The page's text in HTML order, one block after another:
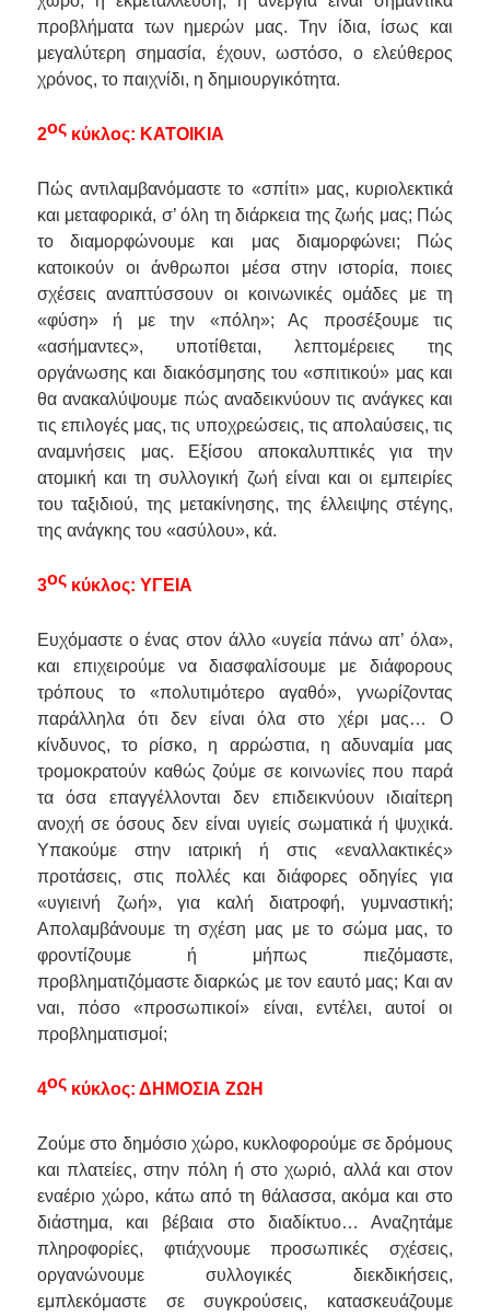
προβλήματα των ημερών μας. Την ίδια, ίσως και
μεγαλύτερη σημασία, έχουν, ωστόσο, ο ελεύθερος
χρόνος, το παιχνίδι, η δημιουργικότητα.
2ος κύκλος: ΚΑΤΟΙΚΙΑ
Πώς αντιλαμβανόμαστε το «σπίτι» μας, κυριολεκτικά
και μεταφορικά, σ’ όλη τη διάρκεια της ζωής μας; Πώς
το διαμορφώνουμε και μας διαμορφώνει; Πώς
κατοικούν οι άνθρωποι μέσα στην ιστορία, ποιες
σχέσεις αναπτύσσουν οι κοινωνικές ομάδες με τη
«φύση» ή με την «πόλη»; Ας προσέξουμε τις
«ασήμαντες», υποτίθεται, λεπτομέρειες της
οργάνωσης και διακόσμησης του «σπιτικού» μας και
θα ανακαλύψουμε πώς αναδεικνύουν τις ανάγκες και
τις επιλογές μας, τις υποχρεώσεις, τις απολαύσεις, τις
αναμνήσεις μας. Εξίσου αποκαλυπτικές για την
ατομική και τη συλλογική ζωή είναι και οι εμπειρίες
του ταξιδιού, της μετακίνησης, της έλλειψης στέγης,
της ανάγκης του «ασύλου», κά.
3ος κύκλος: ΥΓΕΙΑ
Ευχόμαστε ο ένας στον άλλο «υγεία πάνω απ’ όλα»,
και επιχειρούμε να διασφαλίσουμε με διάφορους
τρόπους το «πολυτιμότερο αγαθό», γνωρίζοντας
παράλληλα ότι δεν είναι όλα στο χέρι μας… Ο
κίνδυνος, το ρίσκο, η αρρώστια, η αδυναμία μας
τρομοκρατούν καθώς ζούμε σε κοινωνίες που παρά
τα όσα επαγγέλλονται δεν επιδεικνύουν ιδιαίτερη
ανοχή σε όσους δεν είναι υγιείς σωματικά ή ψυχικά.
Υπακούμε στην ιατρική ή στις «εναλλακτικές»
προτάσεις, στις πολλές και διάφορες οδηγίες για
«υγιεινή ζωή», για καλή διατροφή, γυμναστική;
Απολαμβάνουμε τη σχέση μας με το σώμα μας, το
φροντίζουμε ή μήπως πιεζόμαστε,
προβληματιζόμαστε διαρκώς με τον εαυτό μας; Και αν
ναι, πόσο «προσωπικοί» είναι, εντέλει, αυτοί οι
προβληματισμοί;
4ος κύκλος: ΔΗΜΟΣΙΑ ΖΩΗ
Ζούμε στο δημόσιο χώρο, κυκλοφορούμε σε δρόμους
και πλατείες, στην πόλη ή στο χωριό, αλλά και στον
εναέριο χώρο, κάτω από τη θάλασσα, ακόμα και στο
διάστημα, και βέβαια στο διαδίκτυο… Αναζητάμε
πληροφορίες, φτιάχνουμε προσωπικές σχέσεις,
οργανώνουμε συλλογικές διεκδικήσεις,
εμπλεκόμαστε σε συγκρούσεις, κατασκευάζουμε